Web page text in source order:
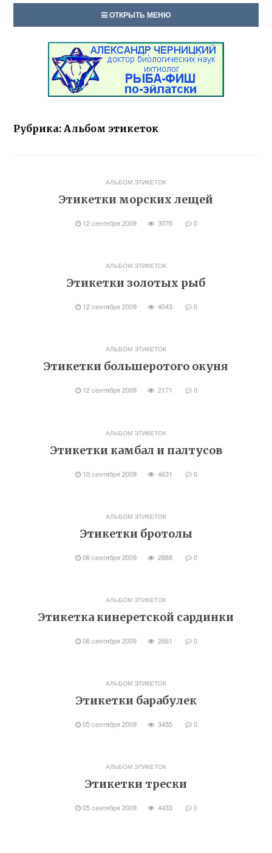
ОТКРЫТЬ МЕНЮ
Рубрика:Альбом этикеток
АЛЬБОМ ЭТИКЕТОК
Этикетки морских лещей
12 сентября 2009 3076 0
АЛЬБОМ ЭТИКЕТОК
Этикетки золотых рыб
12 сентября 2009 4043 0
АЛЬБОМ ЭТИКЕТОК
Этикетки большеротого окуня
12 сентября 2009 2171 0
АЛЬБОМ ЭТИКЕТОК
Этикетки камбал и палтусов
10 сентября 2009 4631 0
АЛЬБОМ ЭТИКЕТОК
Этикетки бротолы
06 сентября 2009 2888 0
АЛЬБОМ ЭТИКЕТОК
Этикетка кинеретской сардинки
06 сентября 2009 2661 0
АЛЬБОМ ЭТИКЕТОК
Этикетки барабулек
05 сентября 2009 3455 0
АЛЬБОМ ЭТИКЕТОК
Этикетки трески
05 сентября 2009 4433 0